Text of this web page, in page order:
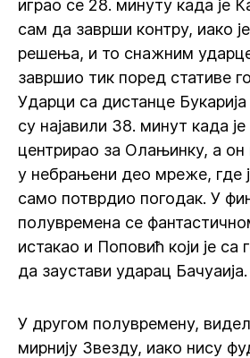
играо се 28. минуту када је
сам да заврши контру, иако
решења, и то снажним
завршио тик поред стативе
Ударци са дистанце
су најавили 38. минут када
центрирао за Олањинку, а
у небрањени део мреже, где
само потврдио погодак. У
полувремена се
истакао и Поповић који је са
да заустави ударац Бачуаија.
У другом полувремену,
мирнију Звезду, иако нису